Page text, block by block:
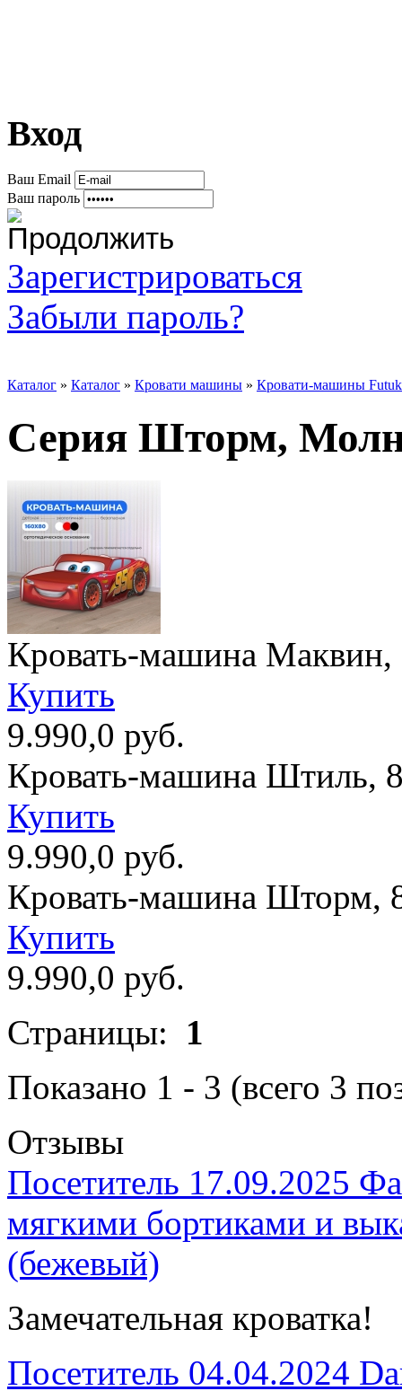
Вход
Ваш Email
Ваш пароль
Зарегистрироваться
Забыли пароль?
Каталог » Каталог » Кровати машины » Кровати-машины
Серия Шторм,
Кровать-машина Маквин,
Купить
9.990,0 руб.
Кровать-машина Штиль,
Купить
9.990,0 руб.
Кровать-машина Шторм,
Купить
9.990,0 руб.
Страницы: 1
Показано 1 - 3 (всего 3
Отзывы
Посетитель 17.09.2025
мягкими бортиками и
(бежевый)
Замечательная кроватка!
Посетитель 04.04.2024